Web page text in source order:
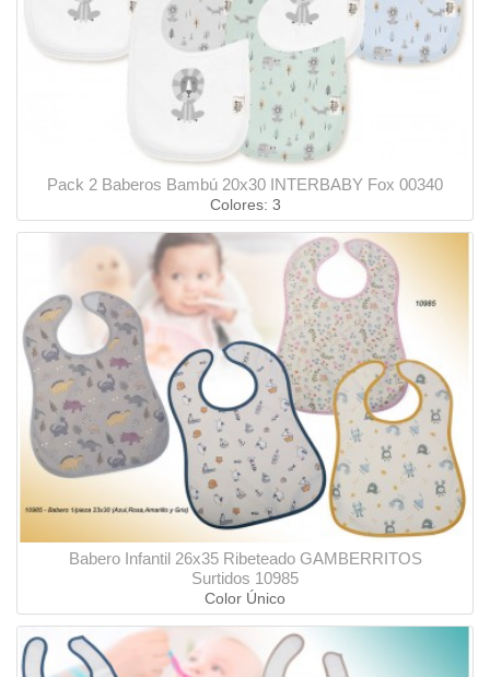
Pack 2 Baberos Bambú 20x30 INTERBABY Fox 00340
Colores: 3
Babero Infantil 26x35 Ribeteado GAMBERRITOS
Surtidos 10985
Color Único